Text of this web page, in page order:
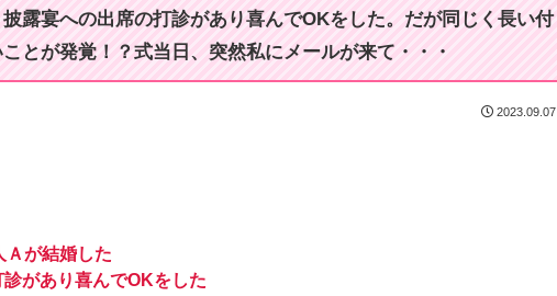
t
露宴への出席の打診があり喜んでOKをした。だが同じく長い付
とが発覚！？式当日、突然私にメールが来て・・・
2023.09.07
Ａが結婚した
があり喜んでOKをした